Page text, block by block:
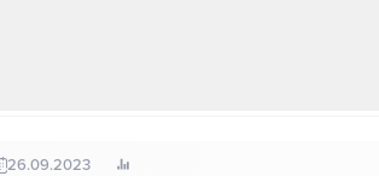
26.09.2023